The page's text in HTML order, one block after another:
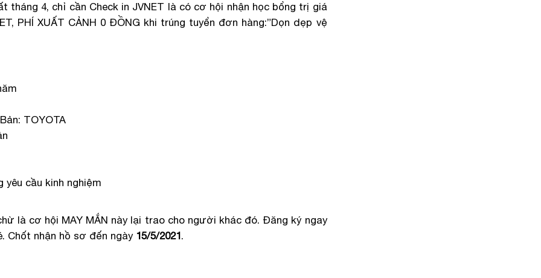
4, chỉ cần Check in JVNET là có cơ hội nhận học bổng trị giá
PHÍ XUẤT CẢNH 0 ĐỒNG khi trúng tuyển đơn hàng:”Dọn dẹp vệ
TOYOTA
cầu kinh nghiệm
là cơ hội MAY MẮN này lại trao cho người khác đó. Đăng ký ngay
Chốt nhận hồ sơ đến ngày 15/5/2021.